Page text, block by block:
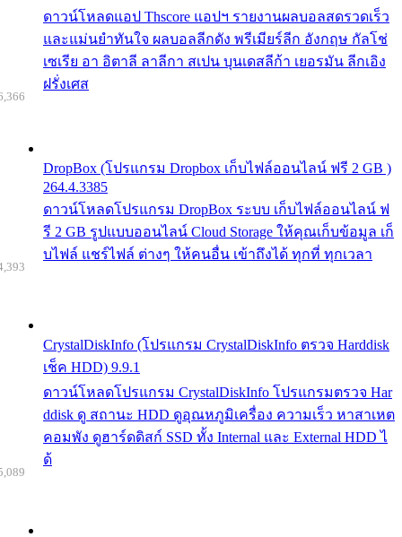
ดาวน์โหลดแอป Thscore แอปฯ รายงานผลบอลสดรวดเร็ว
และแม่นยำทันใจ ผลบอลลีกดัง พรีเมียร์ลีก อังกฤษ กัลโช่
เซเรีย อา อิตาลี ลาลีกา สเปน บุนเดสลีก้า เยอรมัน ลีกเอิง
ฝรั่งเศส
DropBox (โปรแกรม Dropbox เก็บไฟล์ออนไลน์ ฟรี 2 GB )
264.4.3385
ดาวน์โหลดโปรแกรม DropBox ระบบ เก็บไฟล์ออนไลน์ ฟ
รี 2 GB รูปแบบออนไลน์ Cloud Storage ให้คุณเก็บข้อมูล เก็
บไฟล์ แชร์ไฟล์ ต่างๆ ให้คนอื่น เข้าถึงได้ ทุกที่ ทุกเวลา
CrystalDiskInfo (โปรแกรม CrystalDiskInfo ตรวจ Harddisk
เช็ค HDD) 9.9.1
ดาวน์โหลดโปรแกรม CrystalDiskInfo โปรแกรมตรวจ Har
ddisk ดู สถานะ HDD ดูอุณหภูมิเครื่อง ความเร็ว หาสาเหต
คอมพัง ดูฮาร์ดดิสก์ SSD ทั้ง Internal และ External HDD ไ
ด้